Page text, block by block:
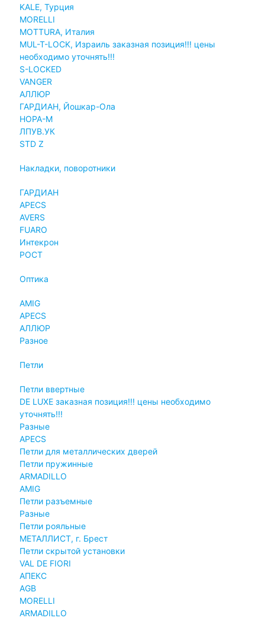
KALE, Турция
MORELLI
MOTTURA, Италия
MUL-T-LOCK, Израиль заказная позиция!!! цены
необходимо уточнять!!!
S-LOCKED
VANGER
АЛЛЮР
ГАРДИАН, Йошкар-Ола
НОРА-М
ЛПУВ.УК
STD Z
Накладки, поворотники
ГАРДИАН
APECS
AVERS
FUARO
Интекрон
РОСТ
Оптика
AMIG
APECS
АЛЛЮР
Разное
Петли
Петли ввертные
DE LUXE заказная позиция!!! цены необходимо
уточнять!!!
Разные
APECS
Петли для металлических дверей
Петли пружинные
ARMADILLO
AMIG
Петли разъемные
Разные
Петли рояльные
МЕТАЛЛИСТ, г. Брест
Петли скрытой установки
VAL DE FIORI
АПЕКС
AGB
MORELLI
ARMADILLO